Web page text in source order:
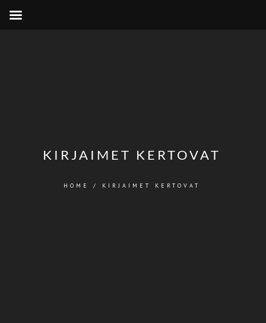
KIRJAIMET KERTOVAT
HOME / KIRJAIMET KERTOVAT